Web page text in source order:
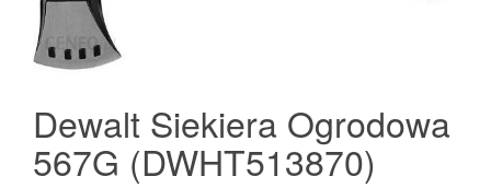
Dewalt Siekiera Ogrodowa
567G (DWHT513870)